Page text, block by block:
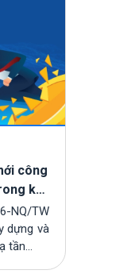
đổi
hành
thúc
năng
lại:
trò
công
kỷ
NQ/TW
dựng và
tần...